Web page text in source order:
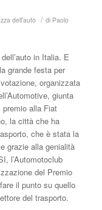
dell'auto / di Paolo
in Italia. E
grande festa per
organizzata
giunta
alla Fiat
la città che ha
che è stata la
grazie alla genialità
l’Automotoclub
del Premio
il punto su quello
del trasporto.